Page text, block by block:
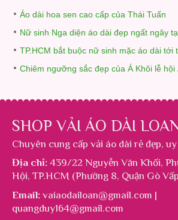
Áo dài hoa sen cao cấp của Thái Tuấn
Nữ sinh Nga diện áo dài đẹp ngất ngây
TP.HCM bắt buộc nữ sinh mặc áo dài tới
Chiêm ngưỡng sắc đẹp của Á Khôi lễ hội
SHOP VẢI ÁO DÀI
Chuyên cung cấp vải áo dài rẻ đẹp,
Địa chỉ: 439/22 Nguyễn Văn Khối,
Hội, TP.HCM (Phường 8, Quận Gò
Email: vaiaodailoan@gmail.com |
quangduy164@gmail.com